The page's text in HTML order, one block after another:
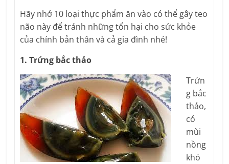
Hãy nhớ 10 loại thực phẩm ăn vào có thể gây teo
não này để tránh những tổn hại cho sức khỏe
của chính bản thân và cả gia đình nhé!
1. Trứng bắc thảo
Trứn
g bắc
thảo,
có
mùi
nồng
khó